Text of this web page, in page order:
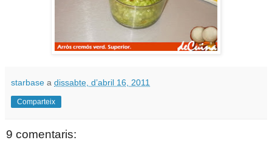
starbase a dissabte, d’abril 16, 2011
Comparteix
9 comentaris: